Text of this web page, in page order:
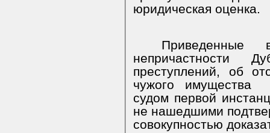
юридическая оценка.
непричастности
преступлений, об
чужого имущества
судом первой
не нашедшими
совокупностью